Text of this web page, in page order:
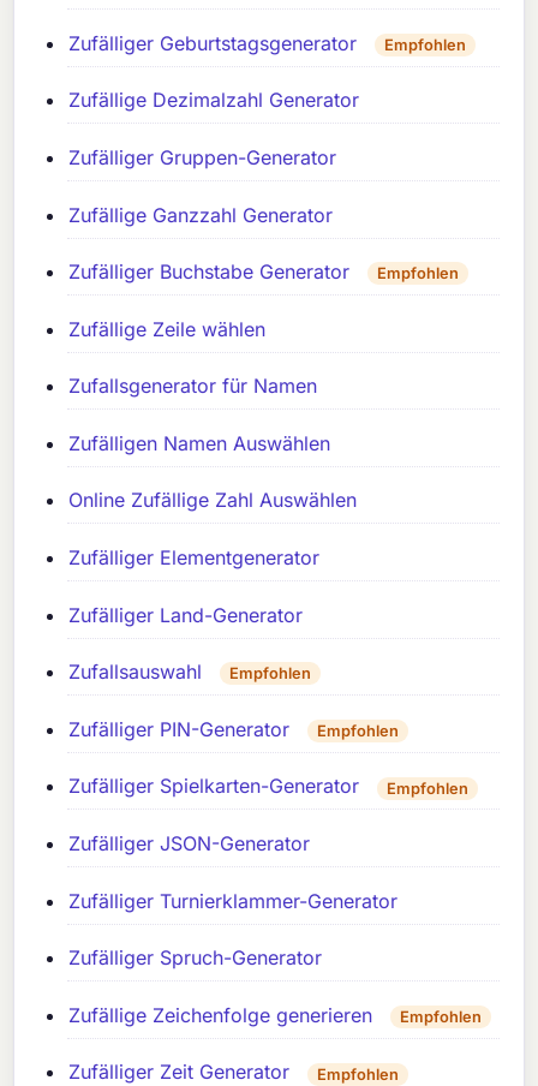
Zufälliger Geburtstagsgenerator Empfohlen
Zufällige Dezimalzahl Generator
Zufälliger Gruppen-Generator
Zufällige Ganzzahl Generator
Zufälliger Buchstabe Generator Empfohlen
Zufällige Zeile wählen
Zufallsgenerator für Namen
Zufälligen Namen Auswählen
Online Zufällige Zahl Auswählen
Zufälliger Elementgenerator
Zufälliger Land-Generator
Zufallsauswahl Empfohlen
Zufälliger PIN-Generator Empfohlen
Zufälliger Spielkarten-Generator Empfohlen
Zufälliger JSON-Generator
Zufälliger Turnierklammer-Generator
Zufälliger Spruch-Generator
Zufällige Zeichenfolge generieren Empfohlen
Zufälliger Zeit Generator Empfohlen